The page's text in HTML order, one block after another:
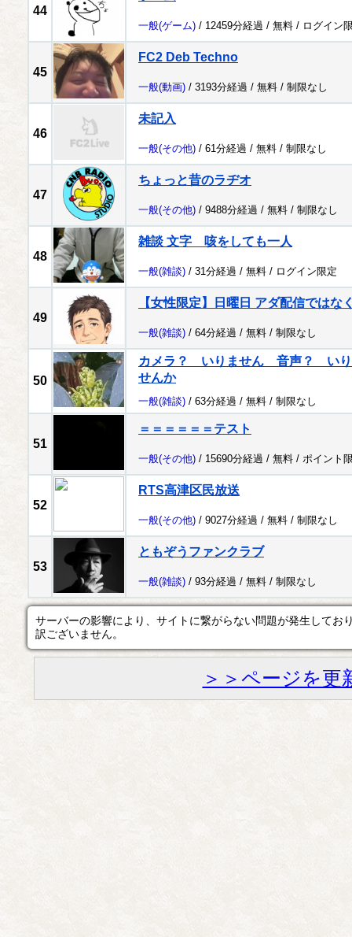
44
一般(ゲーム) / 12459分経過 / 無料 / ログイン
45
FC2 Deb Techno
一般(動画) / 3193分経過 / 無料 / 制限なし
46
未記入
一般(その他) / 61分経過 / 無料 / 制限なし
47
ちょっと昔のラヂオ
一般(その他) / 9488分経過 / 無料 / 制限なし
48
雑談 文字 咳をしても一人
一般(雑談) / 31分経過 / 無料 / ログイン限定
49
【女性限定】日曜日 アダ配信では
一般(雑談) / 64分経過 / 無料 / 制限なし
50
カメラ？ いりません 音声？ いり
せんか
一般(雑談) / 63分経過 / 無料 / 制限なし
51
＝＝＝＝＝＝テスト
一般(その他) / 15690分経過 / 無料 / ポイント
52
RTS高津区民放送
一般(その他) / 9027分経過 / 無料 / 制限なし
53
ともぞうファンクラブ
一般(雑談) / 93分経過 / 無料 / 制限なし
サーバーの影響により、サイトに繋がらない問題が発生してお
訳ございません。
＞＞ページを更